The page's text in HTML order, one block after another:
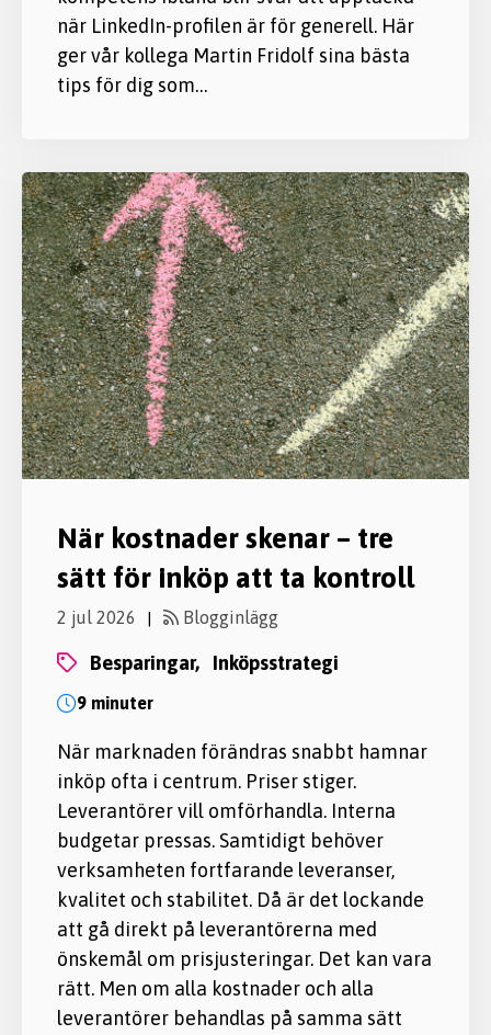
när LinkedIn-profilen är för generell. Här
ger vår kollega Martin Fridolf sina bästa
tips för dig som…
När kostnader skenar – tre
sätt för inköp att ta kontroll
2 jul 2026 | Blogginlägg
besparingar, inköpsstrategi
9 minuter
När marknaden förändras snabbt hamnar
inköp ofta i centrum. Priser stiger.
Leverantörer vill omförhandla. Interna
budgetar pressas. Samtidigt behöver
verksamheten fortfarande leveranser,
kvalitet och stabilitet. Då är det lockande
att gå direkt på leverantörerna med
önskemål om prisjusteringar. Det kan vara
rätt. Men om alla kostnader och alla
leverantörer behandlas på samma sätt